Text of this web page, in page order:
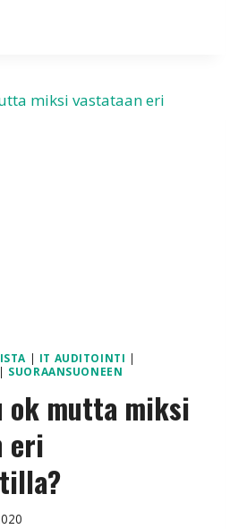
| IT AUDITOINTI |
| SUORAANSUONEEN
ok mutta miksi
eri